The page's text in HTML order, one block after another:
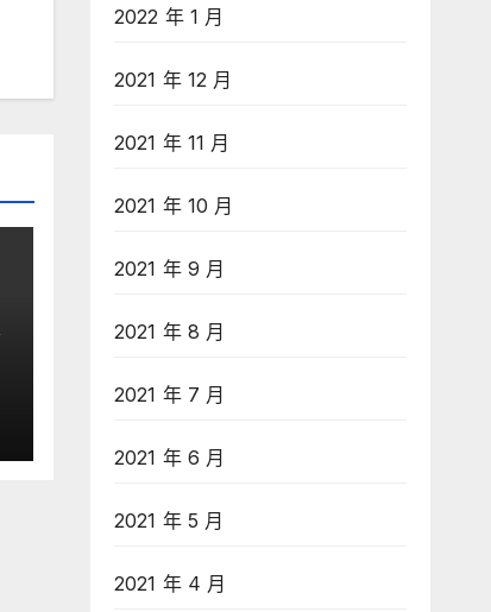
2022 年 1 月
2021 年 12 月
2021 年 11 月
2021 年 10 月
2021 年 9 月
2021 年 8 月
2021 年 7 月
2021 年 6 月
2021 年 5 月
2021 年 4 月